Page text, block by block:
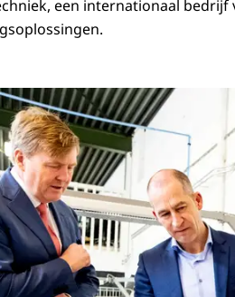
een internationaal